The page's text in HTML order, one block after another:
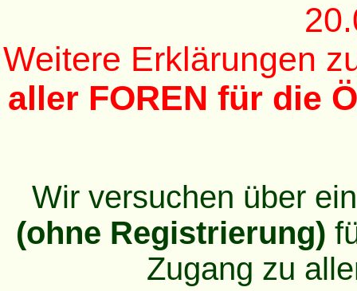
Weitere Erklärungen
aller FOREN für die
Wir versuchen über
(ohne Registrierung)
Zugang zu